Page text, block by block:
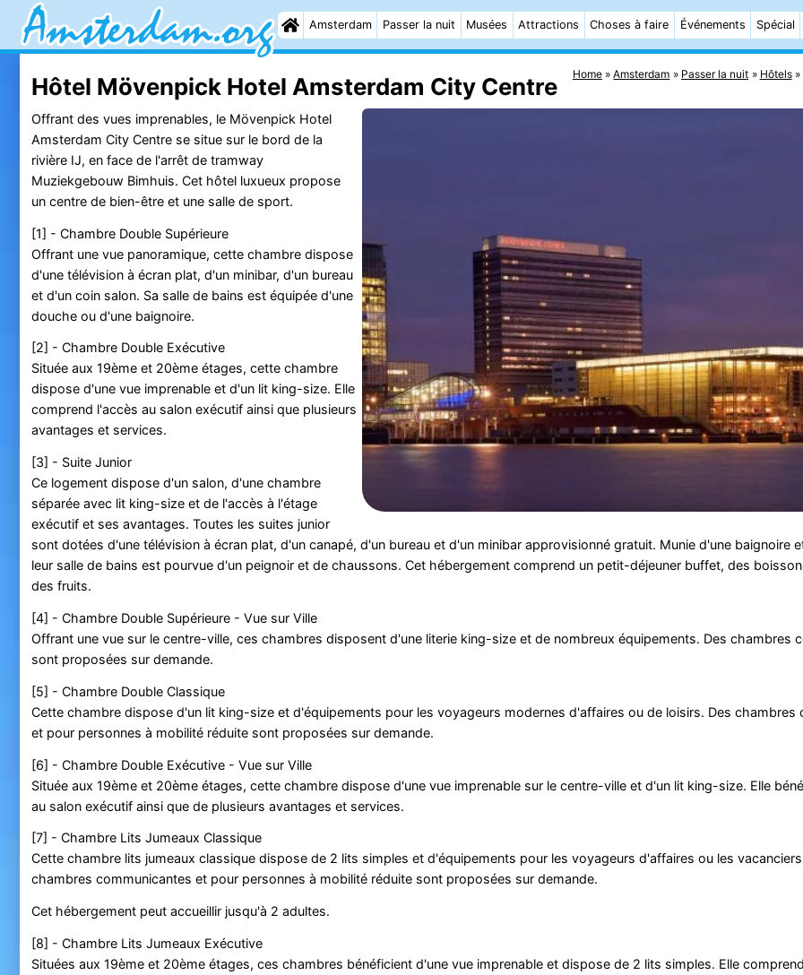
Amsterdam Passer la nuit Musées Attractions Choses à faire Événements Spécial
Home Amsterdam Passer la nuit Hôtels
Hôtel Mövenpick Hotel Amsterdam City Centre
Offrant des vues imprenables, le Mövenpick Hotel
Amsterdam City Centre se situe sur le bord de la
rivière IJ, en face de l'arrêt de tramway
Muziekgebouw Bimhuis. Cet hôtel luxueux propose
un centre de bien-être et une salle de sport.
[1] - Chambre Double Supérieure
Offrant une vue panoramique, cette chambre dispose
d'une télévision à écran plat, d'un minibar, d'un bureau
et d'un coin salon. Sa salle de bains est équipée d'une
douche ou d'une baignoire.
[2] - Chambre Double Exécutive
Située aux 19ème et 20ème étages, cette chambre
dispose d'une vue imprenable et d'un lit king-size. Elle
comprend l'accès au salon exécutif ainsi que plusieurs
avantages et services.
[3] - Suite Junior
Ce logement dispose d'un salon, d'une chambre
séparée avec lit king-size et de l'accès à l'étage
exécutif et ses avantages. Toutes les suites junior
sont dotées d'une télévision à écran plat, d'un canapé, d'un bureau et d'un minibar approvisionné gratuit. Munie d'une baignoire
leur salle de bains est pourvue d'un peignoir et de chaussons. Cet hébergement comprend un petit-déjeuner buffet, des
des fruits.
[4] - Chambre Double Supérieure - Vue sur Ville
Offrant une vue sur le centre-ville, ces chambres disposent d'une literie king-size et de nombreux équipements. Des chambres
sont proposées sur demande.
[5] - Chambre Double Classique
Cette chambre dispose d'un lit king-size et d'équipements pour les voyageurs modernes d'affaires ou de loisirs. Des chambres
et pour personnes à mobilité réduite sont proposées sur demande.
[6] - Chambre Double Exécutive - Vue sur Ville
Située aux 19ème et 20ème étages, cette chambre dispose d'une vue imprenable sur le centre-ville et d'un lit king-size. Elle
au salon exécutif ainsi que de plusieurs avantages et services.
[7] - Chambre Lits Jumeaux Classique
Cette chambre lits jumeaux classique dispose de 2 lits simples et d'équipements pour les voyageurs d'affaires ou les
chambres communicantes et pour personnes à mobilité réduite sont proposées sur demande.
Cet hébergement peut accueillir jusqu'à 2 adultes.
[8] - Chambre Lits Jumeaux Exécutive
Situées aux 19ème et 20ème étages, ces chambres bénéficient d'une vue imprenable et dispose de 2 lits simples. Elle